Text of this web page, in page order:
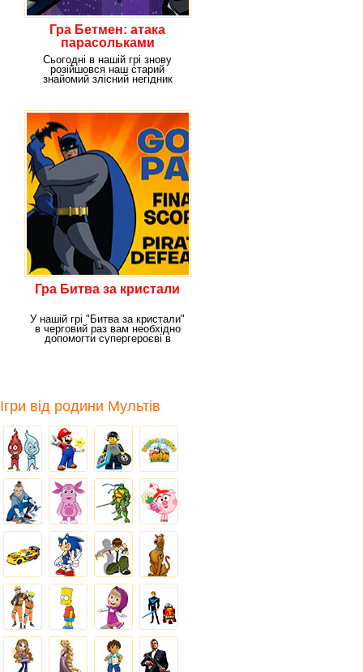
Гра Бетмен: атака
парасольками
Сьогодні в нашій грі знову
розійшовся наш старий
знайомий злісний негідник
Гра Битва за кристали
У нашій грі "Битва за кристали"
в черговий раз вам необхідно
допомогти супергероєві в
Ігри від родини Мультів